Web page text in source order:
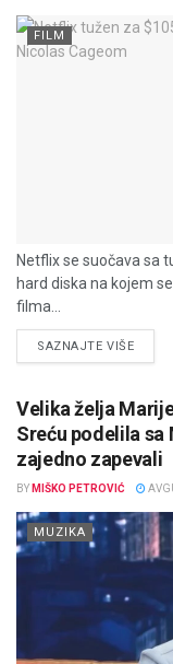
FILM
Netflix se suočava sa
hard diska na kojem
filma...
SAZNAJTE VIŠE
Velika želja
Sreću podelila sa
zajedno zapevali
BY MIŠKO PETROVIĆ
MUZIKA